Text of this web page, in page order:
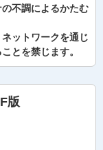
不調によるかたむ
ットワークを通じ
とを禁じます。
版